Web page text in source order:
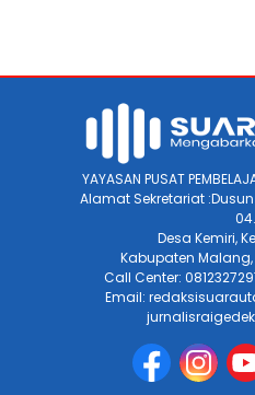
YAYASAN PUSAT
Alamat Sekretariat :Dusun
04.
Desa Kemiri,
Kabupaten
Call Center:
Email: